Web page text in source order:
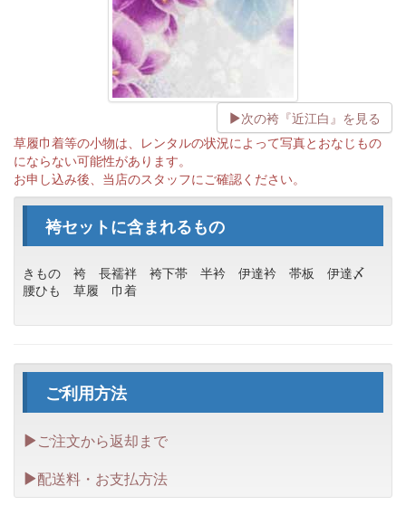
次の袴『近江白』を見る
草履巾着等の小物は、レンタルの状況によって写真とおなじもの
にならない可能性があります。
お申し込み後、当店のスタッフにご確認ください。
袴セットに含まれるもの
きもの 袴 長襦袢 袴下帯 半衿 伊達衿 帯板
伊達〆
腰ひも
草履 巾着
ご利用方法
ご注文から返却まで
配送料・お支払方法